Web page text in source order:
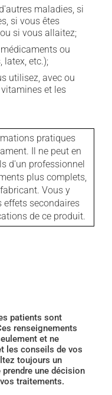
maladies, si
si vous êtes
si vous allaitez;
ou
latex, etc.);
utilisez, avec ou
et les
pratiques
Il ne peut en
d'un professionnel
plus complets,
Vous y
effets secondaires
de ce produit.
patients sont
renseignements
et ne
les conseils de vos
toujours un
une décision
traitements.